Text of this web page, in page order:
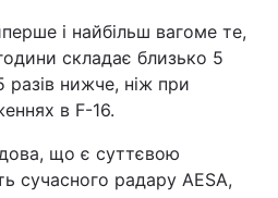
і найбільш вагоме те,
складає близько 5
нижче, ніж при
в F-16.
що є суттєвою
сучасного радару AESA,